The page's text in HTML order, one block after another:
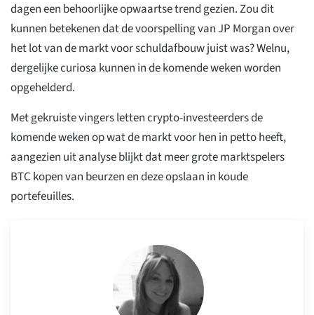
dagen een behoorlijke opwaartse trend gezien. Zou dit
kunnen betekenen dat de voorspelling van JP Morgan over
het lot van de markt voor schuldafbouw juist was? Welnu,
dergelijke curiosa kunnen in de komende weken worden
opgehelderd.
Met gekruiste vingers letten crypto-investeerders de
komende weken op wat de markt voor hen in petto heeft,
aangezien uit analyse blijkt dat meer grote marktspelers
BTC kopen van beurzen en deze opslaan in koude
portefeuilles.